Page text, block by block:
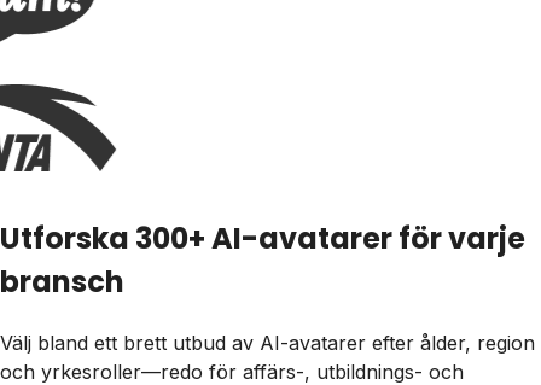
Utforska 300+ AI-avatarer för varje
bransch
Välj bland ett brett utbud av AI-avatarer efter ålder, region
och yrkesroller—redo för affärs-, utbildnings- och